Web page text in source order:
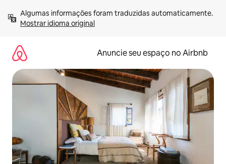
para
Mostrar idioma original
Anuncie seu espaço no Airbnb